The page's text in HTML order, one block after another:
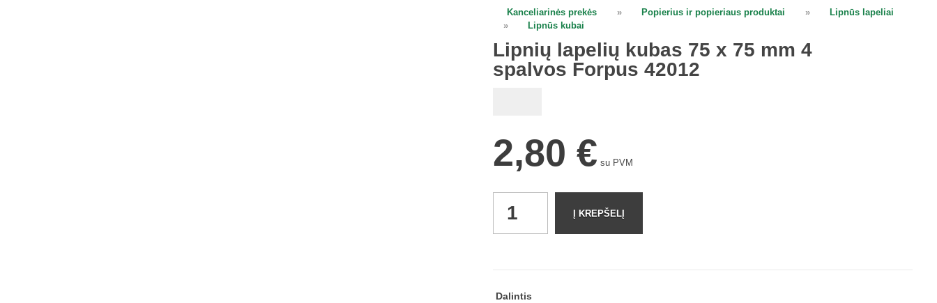
Kanceliarinės prekės » Popierius ir popieriaus produktai »
Lipnūs lapeliai
»
Lipnūs kubai
Lipnių lapelių kubas 75 x 75 mm 4
spalvos Forpus 42012
2,80 € su PVM
lapelių
kubas
75
Į KREPŠELĮ
Dalintis